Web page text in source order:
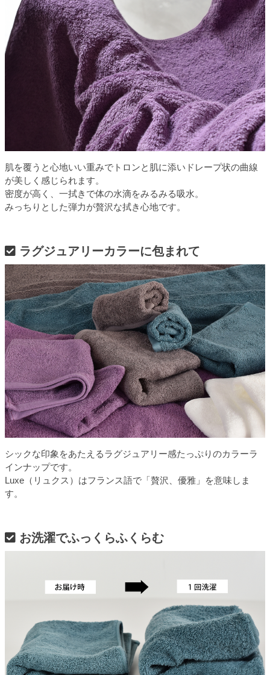
肌を覆うと心地いい重みでトロンと肌に添いドレープ状の曲線
が美しく感じられます。
密度が高く、一拭きで体の水滴をみるみる吸水。
みっちりとした弾力が贅沢な拭き心地です。
ラグジュアリーカラーに包まれて
シックな印象をあたえるラグジュアリー感たっぷりのカラーラ
インナップです。
Luxe（リュクス）はフランス語で「贅沢、優雅」を意味しま
す。
お洗濯でふっくらふくらむ